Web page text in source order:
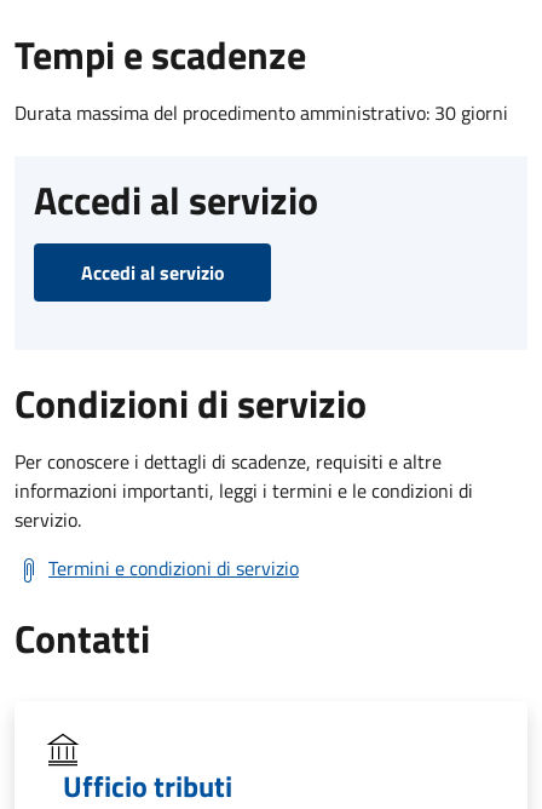
Tempi e scadenze
Durata massima del procedimento amministrativo: 30 giorni
Accedi al servizio
Accedi al servizio
Condizioni di servizio
Per conoscere i dettagli di scadenze, requisiti e altre
informazioni importanti, leggi i termini e le condizioni di
servizio.
Termini e condizioni di servizio
Contatti
Ufficio tributi